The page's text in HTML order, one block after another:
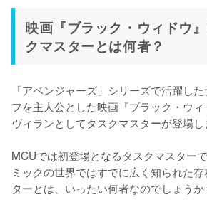
映画『ブラック・ウィドウ
クマスターとは何者？
「アベンジャーズ」シリーズで活躍し
フを主人公とした映画『ブラック・ウィ
ヴィランとしてタスクマスターが登場し
MCUでは初登場となるタスクマスター
ミックの世界ではすでに広く知られた
ターとは、いったい何者なのでしょうか